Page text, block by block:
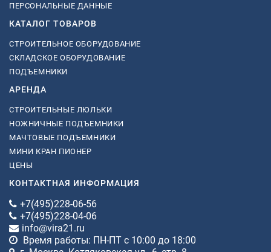
ПЕРСОНАЛЬНЫЕ ДАННЫЕ
КАТАЛОГ ТОВАРОВ
СТРОИТЕЛЬНОЕ ОБОРУДОВАНИЕ
СКЛАДСКОЕ ОБОРУДОВАНИЕ
ПОДЪЕМНИКИ
АРЕНДА
СТРОИТЕЛЬНЫЕ ЛЮЛЬКИ
НОЖНИЧНЫЕ ПОДЪЕМНИКИ
МАЧТОВЫЕ ПОДЪЕМНИКИ
МИНИ КРАН ПИОНЕР
ЦЕНЫ
КОНТАКТНАЯ ИНФОРМАЦИЯ
+7(495)228-06-56
+7(495)228-04-06
info@vira21.ru
Время работы: ПН-ПТ с 10:00 до 18:00